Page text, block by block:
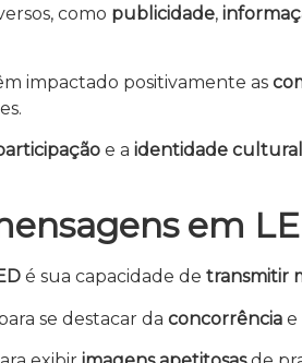
como publicidade,
impactado positivamente as
e a identidade cultural
em
é sua capacidade de transmitir
se destacar da concorrência e